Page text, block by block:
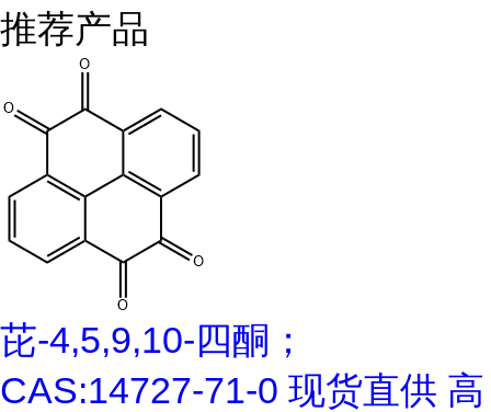
推荐产品
芘-4,5,9,10-四酮；
CAS:14727-71-0 现货直供 高